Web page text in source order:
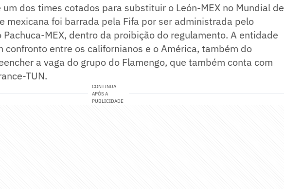
um dos times cotados para substituir o León-MEX no Mundial de
mexicana foi barrada pela Fifa por ser administrada pelo
Pachuca-MEX, dentro da proibição do regulamento. A entidade
confronto entre os californianos e o América, também do
a vaga do grupo do Flamengo, que também conta com
TUN.
CONTINUA
APÓS A
PUBLICIDADE